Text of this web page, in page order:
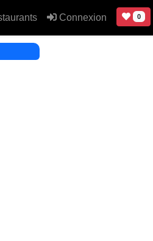
Connexion 0